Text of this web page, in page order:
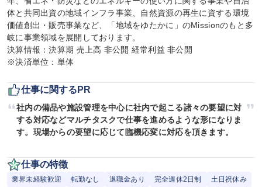
体と共同出資の地域インフラ事業、自然資源の再生に資する環境
価値創出・販売事業など、「地域をゆたかに」のMissionのもと多
岐に事業領域を展開しております。
決算情報：決算期 売上高 非公開 経常利益 非公開
※決済単位：単体
仕事に関するPR
社内の備品や施設管理を中心に社内で起こる諸々の要望に対
する対応などマルチタスクで仕事を進めるような形になりま
す。現場からの要望に応じて臨機応変に対応を頂きます。
仕事の特徴
業界未経験歓迎 転勤なし 退職金あり 完全週休2日制 土日祝休み